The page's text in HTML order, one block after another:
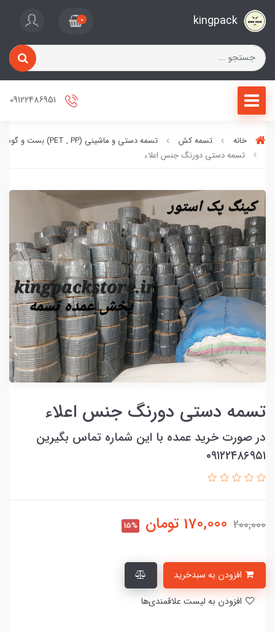
kingpack
0
خانه تسمه کش
تسمه دستی و ماشینی (PET , PP) بست و گوشه کارتن
تسمه دستی دورنگ جنس اعلاء
تسمه دستی دورنگ جنس اعلاء
در صورت خرید عمده با این شماره تماس بگیرین
۰۹۱۲۲۴۸۶۹۵۱
200,000
170,000 تومان 15%